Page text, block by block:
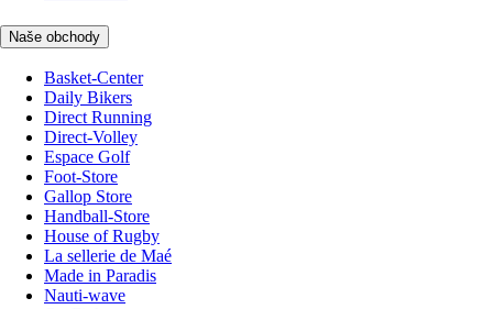
Naše obchody
Basket-Center
Daily Bikers
Direct Running
Direct-Volley
Espace Golf
Foot-Store
Gallop Store
Handball-Store
House of Rugby
La sellerie de Maé
Made in Paradis
Nauti-wave